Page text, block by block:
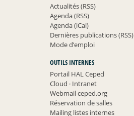
Actualités (RSS)
Agenda (RSS)
Agenda (iCal)
Dernières publications (RSS)
Mode d’emploi
OUTILS INTERNES
Portail HAL Ceped
Cloud ·Intranet
Webmail ceped.org
Réservation de salles
Mailing listes internes